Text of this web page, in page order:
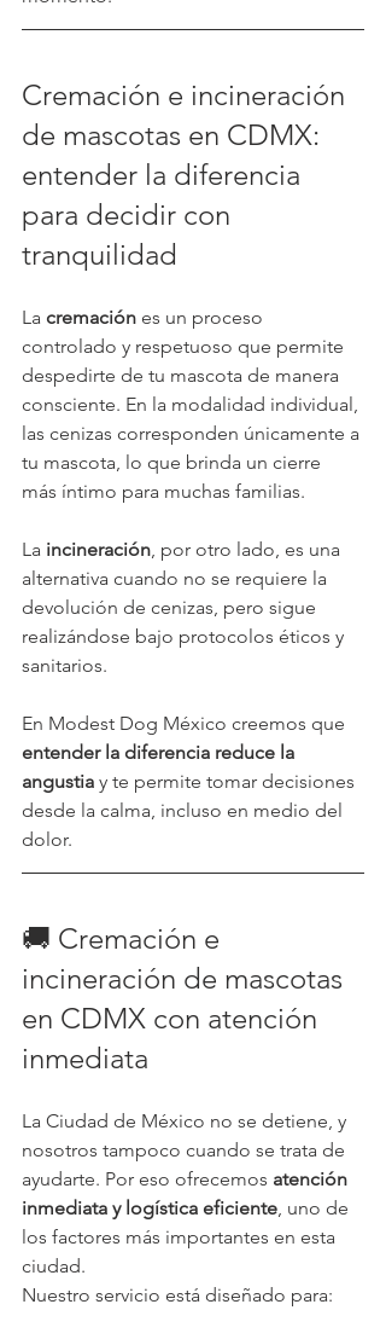
Cremación e incineración
de mascotas en CDMX:
entender la diferencia
para decidir con
tranquilidad
La cremación es un proceso
controlado y respetuoso que permite
despedirte de tu mascota de manera
consciente. En la modalidad individual,
las cenizas corresponden únicamente a
tu mascota, lo que brinda un cierre
más íntimo para muchas familias.
La incineración, por otro lado, es una
alternativa cuando no se requiere la
devolución de cenizas, pero sigue
realizándose bajo protocolos éticos y
sanitarios.
En Modest Dog México creemos que
entender la diferencia reduce la
angustia y te permite tomar decisiones
desde la calma, incluso en medio del
dolor.
🚚 Cremación e
incineración de mascotas
en CDMX con atención
inmediata
La Ciudad de México no se detiene, y
nosotros tampoco cuando se trata de
ayudarte. Por eso ofrecemos atención
inmediata y logística eficiente, uno de
los factores más importantes en esta
ciudad.
Nuestro servicio está diseñado para: